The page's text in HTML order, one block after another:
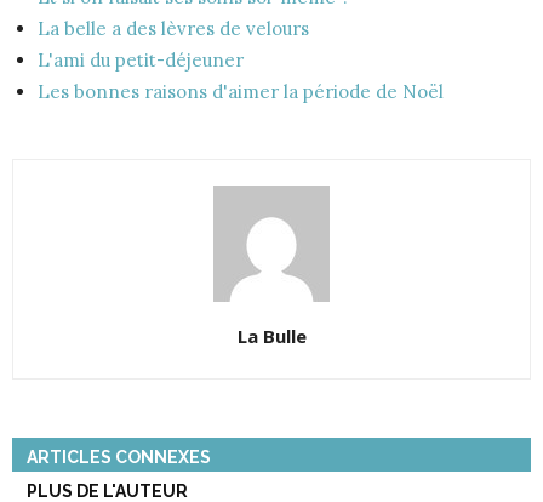
La belle a des lèvres de velours
L'ami du petit-déjeuner
Les bonnes raisons d'aimer la période de Noël
La Bulle
ARTICLES CONNEXES
PLUS DE L'AUTEUR